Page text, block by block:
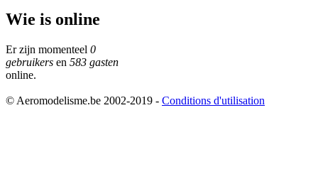
Wie is online
Er zijn momenteel 0
gebruikers en 583 gasten
online.
© Aeromodelisme.be 2002-2019 - Conditions d'utilisation